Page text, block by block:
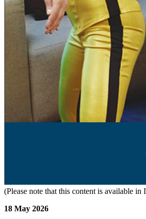
(Please note that this content is available in
18 May 2026